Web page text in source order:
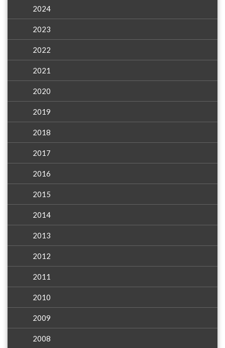
2024
2023
2022
2021
2020
2019
2018
2017
2016
2015
2014
2013
2012
2011
2010
2009
2008